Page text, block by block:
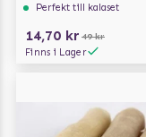
Perfekt till kalaset
14,70 kr 49 kr
Finns i Lager